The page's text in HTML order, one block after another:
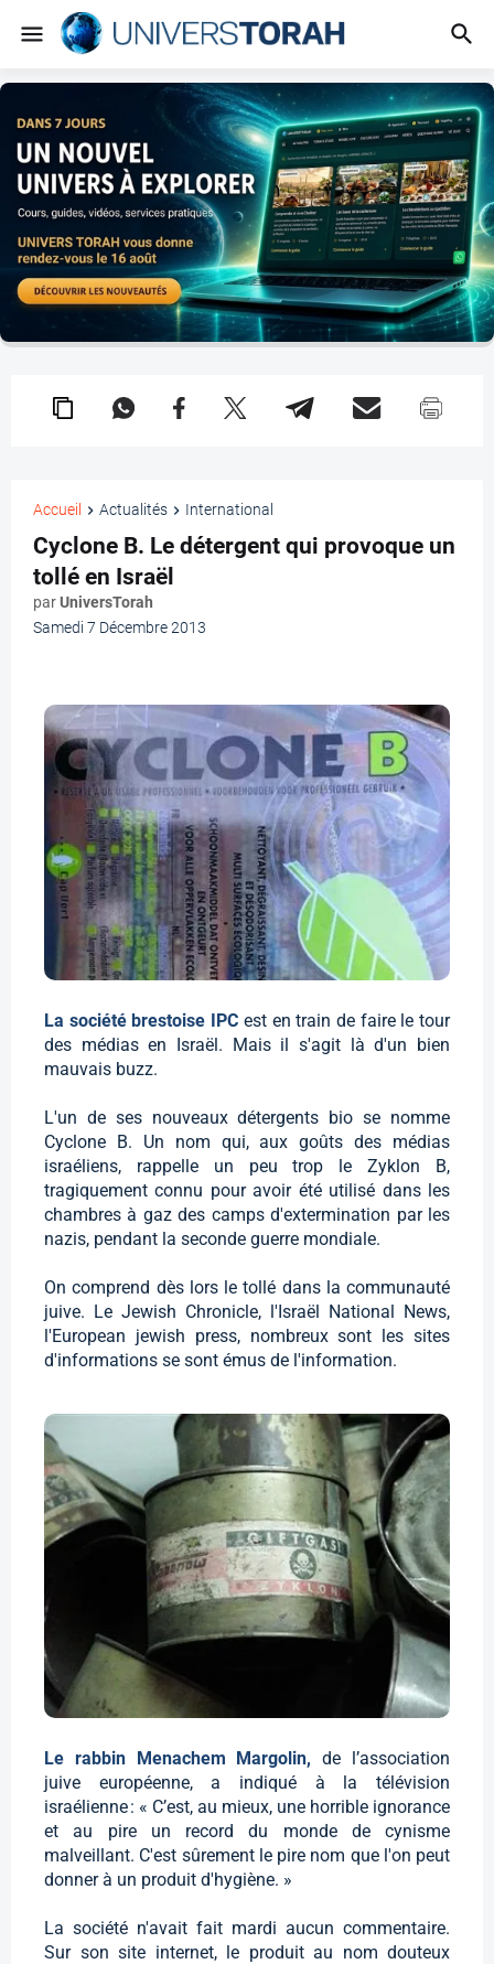
Accueil Actualités International
Cyclone B. Le détergent qui provoque un
tollé en Israël
parUniversTorah
Samedi 7 Décembre 2013
La société brestoise IPC est en train de faire le tour
des médias en Israël. Mais il s'agit là d'un bien
mauvais buzz.
L'un de ses nouveaux détergents bio se nomme
Cyclone B. Un nom qui, aux goûts des médias
israéliens, rappelle un peu trop le Zyklon B,
tragiquement connu pour avoir été utilisé dans les
chambres à gaz des camps d'extermination par les
nazis, pendant la seconde guerre mondiale.
On comprend dès lors le tollé dans la communauté
juive. Le Jewish Chronicle, l'Israël National News,
l'European jewish press, nombreux sont les sites
d'informations se sont émus de l'information.
Le rabbin Menachem Margolin,de l’association
juive européenne, a indiqué à la télévision
israélienne : « C’est, au mieux, une horrible ignorance
et au pire un record du monde de cynisme
malveillant. C'est sûrement le pire nom que l'on peut
donner à un produit d'hygiène. »
La société n'avait fait mardi aucun commentaire.
Sur son site internet, le produit au nom douteux